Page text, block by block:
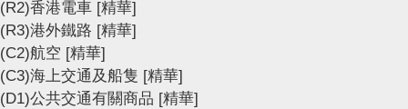
(R2)香港電車 [精華]
(R3)港外鐵路 [精華]
(C2)航空 [精華]
(C3)海上交通及船隻 [精華]
(D1)公共交通有關商品 [精華]